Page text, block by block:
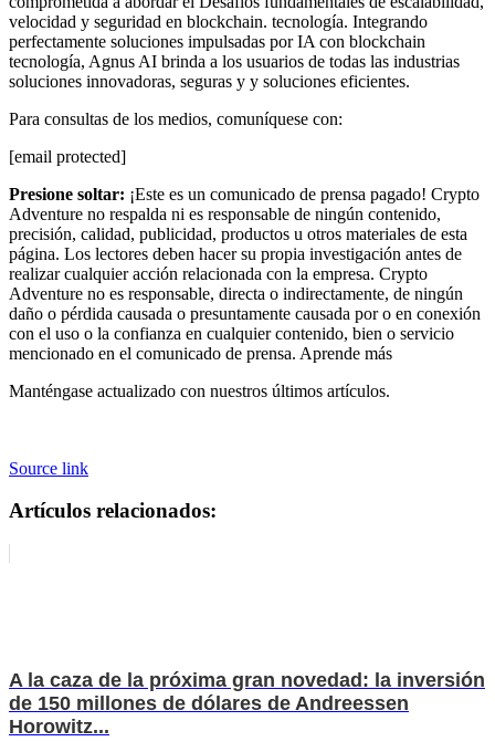
velocidad y seguridad en blockchain. tecnología. Integrando
perfectamente soluciones impulsadas por IA con blockchain
tecnología, Agnus AI brinda a los usuarios de todas las industrias
soluciones innovadoras, seguras y y soluciones eficientes.
Para consultas de los medios, comuníquese con:
[email protected]
Presione soltar: ¡Este es un comunicado de prensa pagado! Crypto
Adventure no respalda ni es responsable de ningún contenido,
precisión, calidad, publicidad, productos u otros materiales de esta
página. Los lectores deben hacer su propia investigación antes de
realizar cualquier acción relacionada con la empresa. Crypto
Adventure no es responsable, directa o indirectamente, de ningún
daño o pérdida causada o presuntamente causada por o en conexión
con el uso o la confianza en cualquier contenido, bien o servicio
mencionado en el comunicado de prensa. Aprende más
Manténgase actualizado con nuestros últimos artículos.
Source link
Artículos relacionados:
A la caza de la próxima gran novedad: la inversión
de 150 millones de dólares de Andreessen
Horowitz...